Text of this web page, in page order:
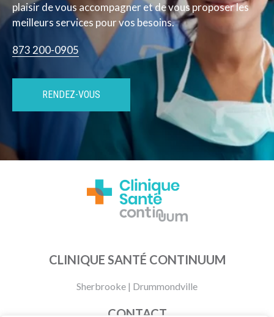
plaisir de vous accompagner et de vous proposer les
meilleurs services pour vos besoins.
873 200-0905
RENDEZ-VOUS
CLINIQUE SANTÉ CONTINUUM
Sherbrooke | Drummondville
CONTACT